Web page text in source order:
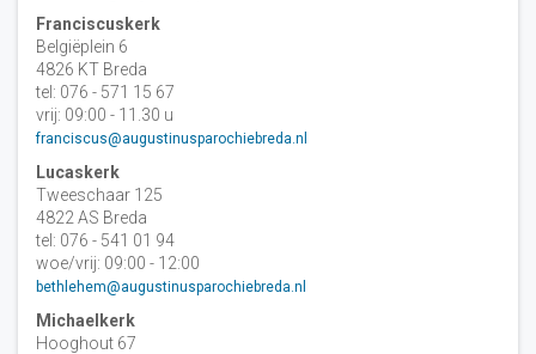
Franciscuskerk
Belgiëplein 6
4826 KT Breda
tel: 076 - 571 15 67
vrij: 09:00 - 11.30 u
franciscus@augustinusparochiebreda.nl
Lucaskerk
Tweeschaar 125
4822 AS Breda
tel: 076 - 541 01 94
woe/vrij: 09:00 - 12:00
bethlehem@augustinusparochiebreda.nl
Michaelkerk
Hooghout 67